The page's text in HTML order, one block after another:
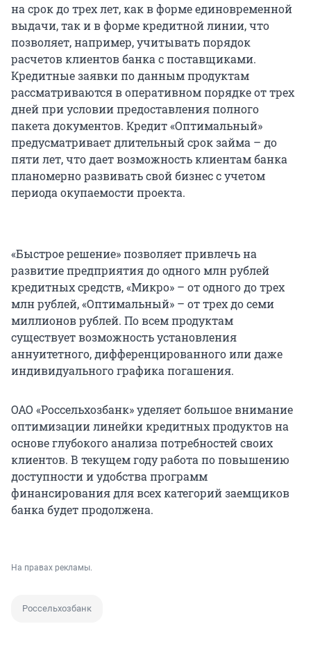
на срок до трех лет, как в форме единовременной
выдачи, так и в форме кредитной линии, что
позволяет, например, учитывать порядок
расчетов клиентов банка с поставщиками.
Кредитные заявки по данным продуктам
рассматриваются в оперативном порядке от трех
дней при условии предоставления полного
пакета документов. Кредит «Оптимальный»
предусматривает длительный срок займа – до
пяти лет, что дает возможность клиентам банка
планомерно развивать свой бизнес с учетом
периода окупаемости проекта.
«Быстрое решение» позволяет привлечь на
развитие предприятия до одного млн рублей
кредитных средств, «Микро» – от одного до трех
млн рублей, «Оптимальный» – от трех до семи
миллионов рублей. По всем продуктам
существует возможность установления
аннуитетного, дифференцированного или даже
индивидуального графика погашения.
ОАО «Россельхозбанк» уделяет большое внимание
оптимизации линейки кредитных продуктов на
основе глубокого анализа потребностей своих
клиентов. В текущем году работа по повышению
доступности и удобства программ
финансирования для всех категорий заемщиков
банка будет продолжена.
На правах рекламы.
Россельхозбанк